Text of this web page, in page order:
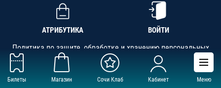
Билеты Магазин Сочи Клаб Кабинет Меню
АТРИБУТИКА ВОЙТИ
Политика по защите, обработке и хранению персональных
данных
АНО «СК «Кубань-Регион», ОГРН 1142300002349,